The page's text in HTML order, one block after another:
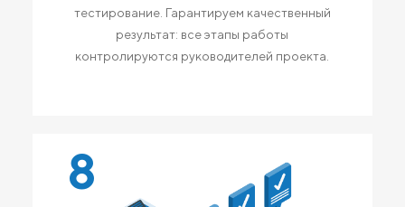
тестирование. Гарантируем качественный
результат: все этапы работы
контролируются руководителей проекта.
8